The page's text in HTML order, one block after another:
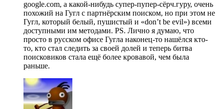
google.com, а какой-нибудь супер-пупер-сёрч.гуру, очень
похожий на Гугл с партнёрским поиском, но при этом не
Гугл, который белый, пушистый и «don’t be evil») всеми
доступными им методами. PS. Лично я думаю, что
просто в русском офисе Гугла наконец-то нашёлся кто-
то, кто стал следить за своей долей и теперь битва
поисковиков стала ещё более кровавой, чем была
раньше.